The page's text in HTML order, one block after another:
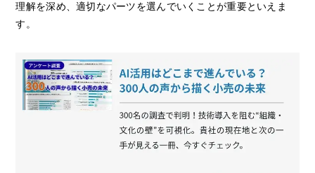
理解を深め、適切なパーツを選んでいくことが重要といえま
す。